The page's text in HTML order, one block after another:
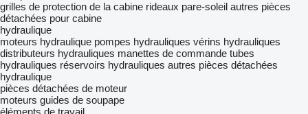
grilles de protection de la cabine rideaux pare-soleil autres pièces
détachées pour cabine
hydraulique
moteurs hydraulique pompes hydrauliques vérins hydrauliques
distributeurs hydrauliques manettes de commande tubes
hydrauliques réservoirs hydrauliques autres pièces détachées
hydraulique
pièces détachées de moteur
moteurs guides de soupape
éléments de travail